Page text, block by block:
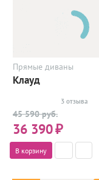
Прямые диваны
Клауд
3 отзыва
45 590 руб.
36 390₽
В корзину